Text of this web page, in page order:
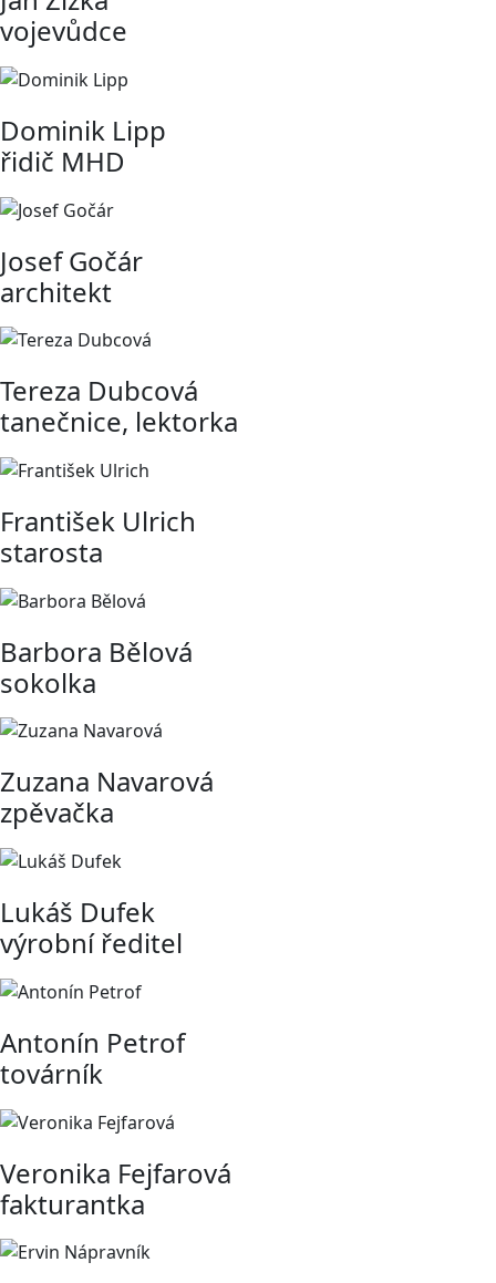
vojevůdce
Dominik Lipp
řidič MHD
Josef Gočár
architekt
Tereza Dubcová
tanečnice, lektorka
František Ulrich
starosta
Barbora Bělová
sokolka
Zuzana Navarová
zpěvačka
Lukáš Dufek
výrobní ředitel
Antonín Petrof
továrník
Veronika Fejfarová
fakturantka